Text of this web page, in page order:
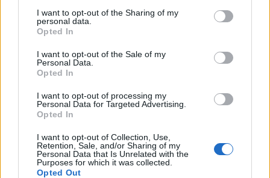
I want to opt-out of the Sharing of my
personal data.
Opted In
I want to opt-out of the Sale of my
Personal Data.
Opted In
I want to opt-out of processing my
Personal Data for Targeted Advertising.
Opted In
I want to opt-out of Collection, Use,
Retention, Sale, and/or Sharing of my
Personal Data that Is Unrelated with the
Purposes for which it was collected.
Opted Out